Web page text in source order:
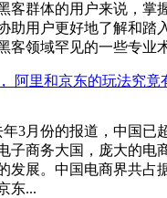
客群体的用户来说，掌
助用户更好地了解和踏
客领域罕见的一些专业
阿里和京东的玩法究竟
月份的报道，中国已
子商务大国，庞大的电
发展。中国电商界共占
东...